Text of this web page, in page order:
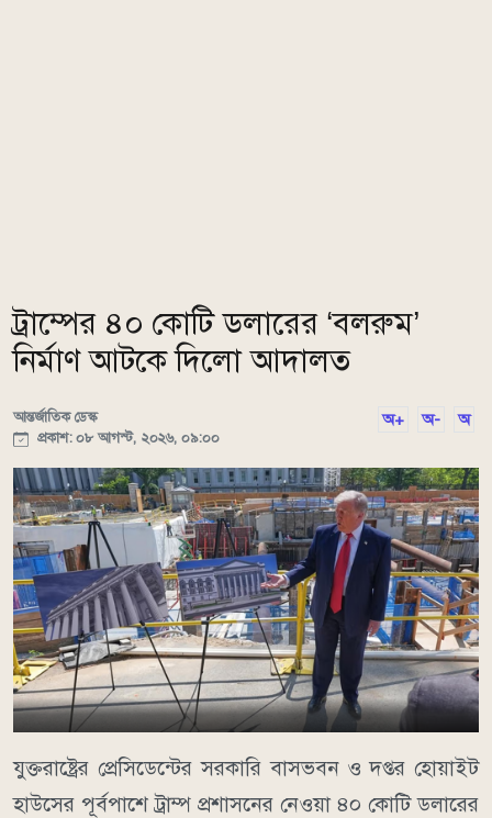
ট্রাম্পের ৪০ কোটি ডলারের ‘বলরুম’
নির্মাণ আটকে দিলো আদালত
আন্তর্জাতিক ডেস্ক
প্রকাশ: ০৮ আগস্ট, ২০২৬, ০৯:০০
অ+ অ- অ
যুক্তরাষ্ট্রের প্রেসিডেন্টের সরকারি বাসভবন ও দপ্তর হোয়াইট
হাউসের পূর্বপাশে ট্রাম্প প্রশাসনের নেওয়া ৪০ কোটি ডলারের